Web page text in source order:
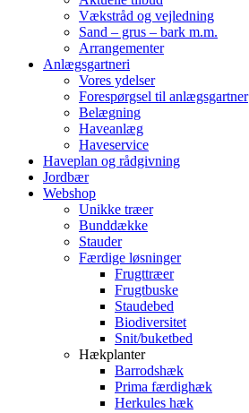
Vækstråd og vejledning
Sand – grus – bark m.m.
Arrangementer
Anlægsgartneri
Vores ydelser
Forespørgsel til anlægsgartner
Belægning
Haveanlæg
Haveservice
Haveplan og rådgivning
Jordbær
Webshop
Unikke træer
Bunddække
Stauder
Færdige løsninger
Frugttræer
Frugtbuske
Staudebed
Biodiversitet
Snit/buketbed
Hækplanter
Barrodshæk
Prima færdighæk
Herkules hæk